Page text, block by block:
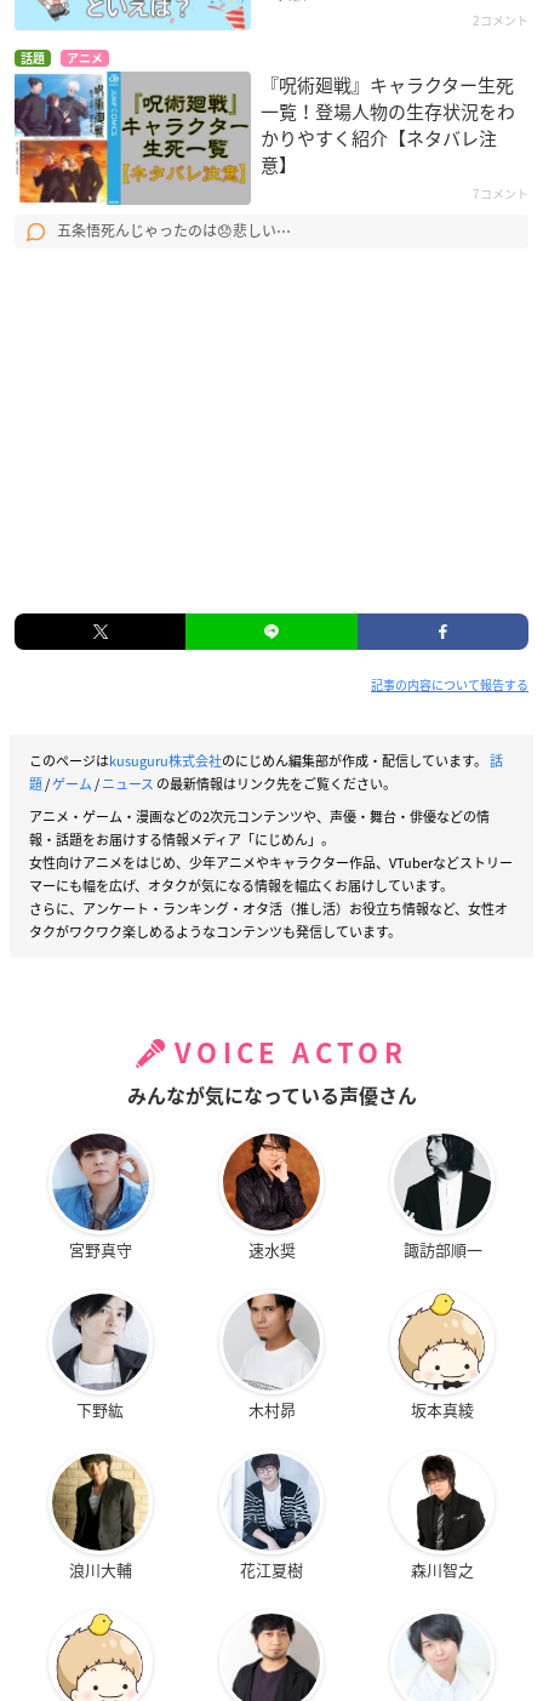
2コメント
話題 アニメ
『呪術廻戦』キャラクター生死
一覧！登場人物の生存状況をわ
かりやすく紹介【ネタバレ注
意】
7コメント
五条悟死んじゃったのは😞悲しい⋯
記事の内容について報告する
このページはkusuguru株式会社のにじめん編集部が作成・配信しています。 話
題/ゲーム/ニュース の最新情報はリンク先をご覧ください。
アニメ・ゲーム・漫画などの2次元コンテンツや、声優・舞台・俳優などの情
報・話題をお届けする情報メディア「にじめん」。
女性向けアニメをはじめ、少年アニメやキャラクター作品、VTuberなどストリー
マーにも幅を広げ、オタクが気になる情報を幅広くお届けしています。
さらに、アンケート・ランキング・オタ活（推し活）お役立ち情報など、女性オ
タクがワクワク楽しめるようなコンテンツも発信しています。
VOICE ACTOR
みんなが気になっている声優さん
宮野真守 速水奨 諏訪部順一
下野紘 木村昴 坂本真綾
浪川大輔 花江夏樹 森川智之